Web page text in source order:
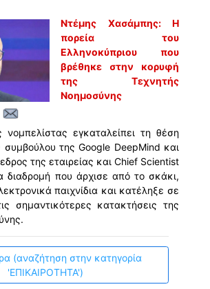
Ντέμης Χασάμπης: Η
πορεία του
Ελληνοκύπριου που
βρέθηκε στην κορυφή
της Τεχνητής
Νοημοσύνης
νομπελίστας εγκαταλείπει τη θέση
συμβούλου της Google DeepMind και
της εταιρείας και Chief Scientist
διαδρομή που άρχισε από το σκάκι,
παιχνίδια και κατέληξε σε
σημαντικότερες κατακτήσεις της
(αναζήτηση στην κατηγορία
'ΕΠΙΚΑΙΡΟΤΗΤΑ')